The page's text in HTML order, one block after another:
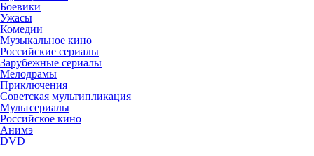
Боевики
Ужасы
Комедии
Музыкальное кино
Российские сериалы
Зарубежные сериалы
Мелодрамы
Приключения
Советская мультипликация
Мультсериалы
Российское кино
Анимэ
DVD